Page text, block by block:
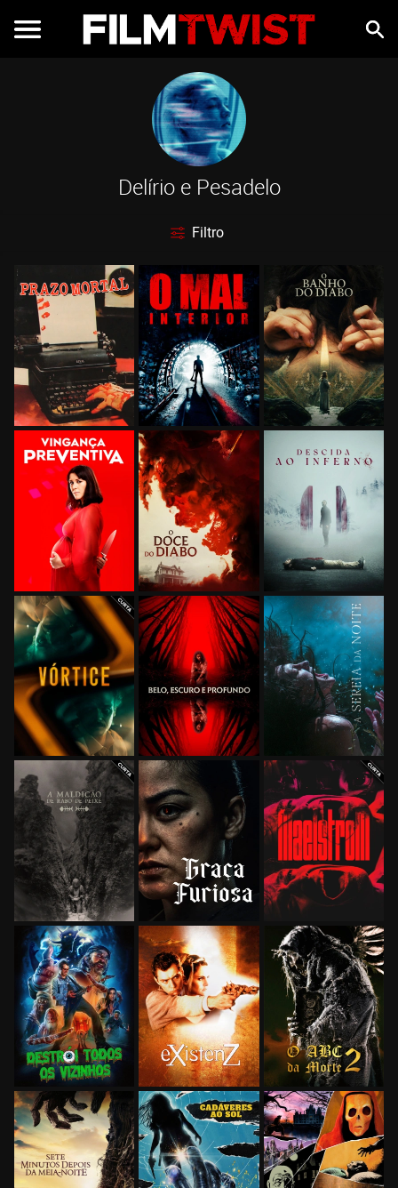
Delírio e Pesadelo
Filtro